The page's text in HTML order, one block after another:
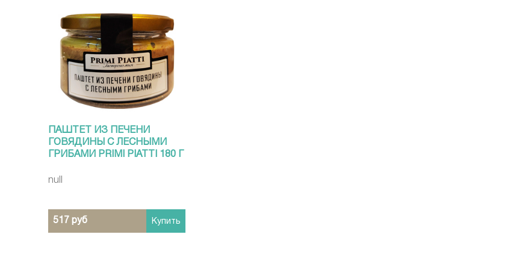
ПАШТЕТ ИЗ ПЕЧЕНИ
ГОВЯДИНЫ С ЛЕСНЫМИ
ГРИБАМИ PRIMI PIATTI 180 Г
null
517 руб Купить